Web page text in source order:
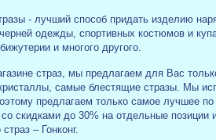
- лучший способ придать изделию
одежды, спортивных костюмов и
и многого другого.
страз, мы предлагаем для Вас
самые блестящие стразы. Мы
предлагаем только самое лучшее
скидками до 30% на отдельные позиции
– Гонконг.